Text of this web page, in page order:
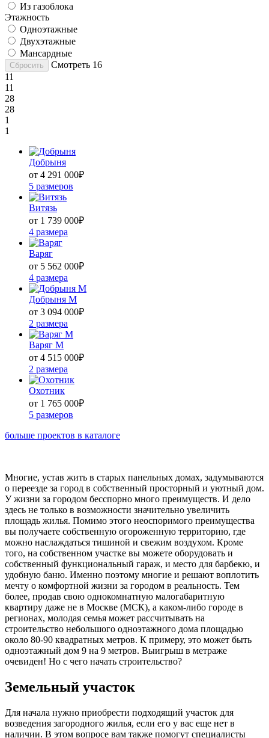
Из газоблока
Этажность
Одноэтажные
Двухэтажные
Мансардные
Сбросить Смотреть 16
11
11
28
28
1
1
Добрыня
от 4 291 000₽
5 размеров
Витязь
от 1 739 000₽
4 размера
Варяг
от 5 562 000₽
4 размера
Добрыня М
от 3 094 000₽
2 размера
Варяг М
от 4 515 000₽
2 размера
Охотник
от 1 765 000₽
5 размеров
больше проектов в каталоге
Многие, устав жить в старых панельных домах, задумываются
о переезде за город в собственный просторный и уютный дом.
У жизни за городом бесспорно много преимуществ. И дело
здесь не только в возможности значительно увеличить
площадь жилья. Помимо этого неоспоримого преимущества
вы получаете собственную огороженную территорию, где
можно наслаждаться тишиной и свежим воздухом. Кроме
того, на собственном участке вы можете оборудовать и
собственный функциональный гараж, и место для барбекю, и
удобную баню. Именно поэтому многие и решают воплотить
мечту о комфортной жизни за городом в реальность. Тем
более, продав свою однокомнатную малогабаритную
квартиру даже не в Москве (МСК), а каком-либо городе в
регионах, молодая семья может рассчитывать на
строительство небольшого одноэтажного дома площадью
около 80-90 квадратных метров. К примеру, это может быть
одноэтажный дом 9 на 9 метров. Выигрыш в метраже
очевиден! Но с чего начать строительство?
Земельный участок
Для начала нужно приобрести подходящий участок для
возведения загородного жилья, если его у вас еще нет в
наличии. В этом вопросе вам также помогут специалисты